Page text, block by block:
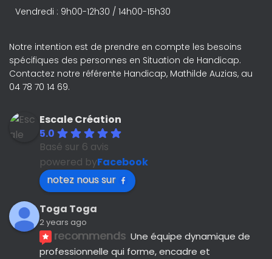
Vendredi : 9h00-12h30 / 14h00-15h30
Notre intention est de prendre en compte les besoins
spécifiques des personnes en Situation de Handicap.
Contactez notre référente Handicap, Mathilde Auzias, au
04 78 70 14 69.
Escale Création
5.0
Basé sur 6 avis
powered byFacebook
notez nous sur
Toga Toga
2 years ago
recommends Une équipe dynamique de
professionnelle qui forme, encadre et